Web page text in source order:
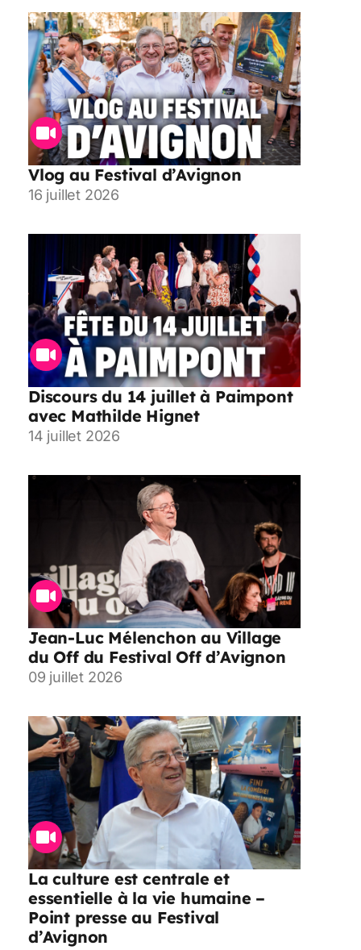
Vlog au Festival d’Avignon
16 juillet 2026
Discours du 14 juillet à Paimpont
avec Mathilde Hignet
14 juillet 2026
Jean-Luc Mélenchon au Village
du Off du Festival Off d’Avignon
09 juillet 2026
La culture est centrale et
essentielle à la vie humaine –
Point presse au Festival
d’Avignon